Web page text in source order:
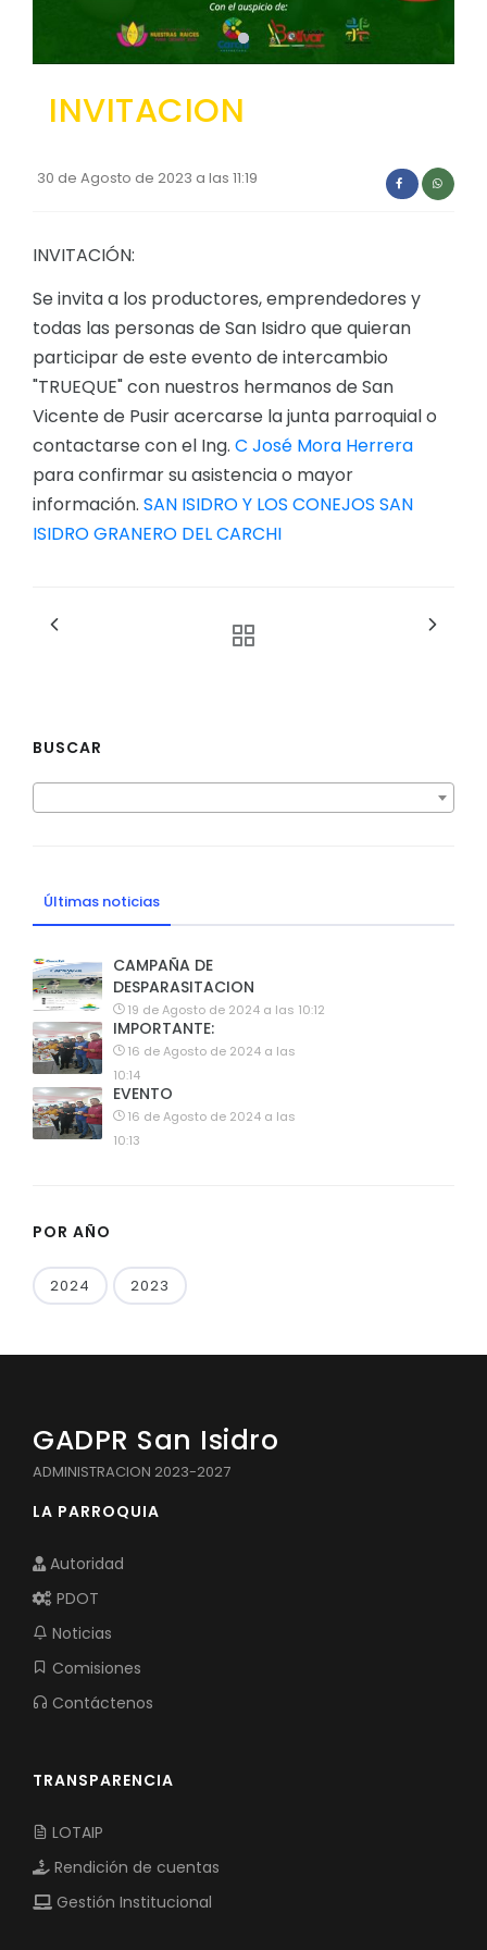
Convocatorias
GESTIÓN ADMINISTRATIVA
Plan de desarrollo y Ordenamiento Territorial -
Plan Operativo Anual - POA
Cédulas presupuestarias y balances
Procesos de contratación
Ejecución Presupuestaria
INVITACION
30 de Agosto de 2023 a las 11:19
INVITACIÓN:
Se invita a los productores, emprendedores y
todas las personas de San Isidro que quieran
participar de este evento de intercambio
"TRUEQUE" con nuestros hermanos de San
Vicente de Pusir acercarse la junta parroquial o
contactarse con el Ing. C José Mora Herrera
para confirmar su asistencia o mayor
información. SAN ISIDRO Y LOS CONEJOS SAN
ISIDRO GRANERO DEL CARCHI
BUSCAR
Últimas noticias
CAMPAÑA DE
DESPARASITACION
19 de Agosto de 2024 a las 10:12
IMPORTANTE:
16 de Agosto de 2024 a las
10:14
EVENTO
16 de Agosto de 2024 a las
10:13
POR AÑO
2024 2023
GADPR San Isidro
ADMINISTRACION 2023-2027
LA PARROQUIA
Autoridad
PDOT
Noticias
Comisiones
Contáctenos
TRANSPARENCIA
LOTAIP
Rendición de cuentas
Gestión Institucional